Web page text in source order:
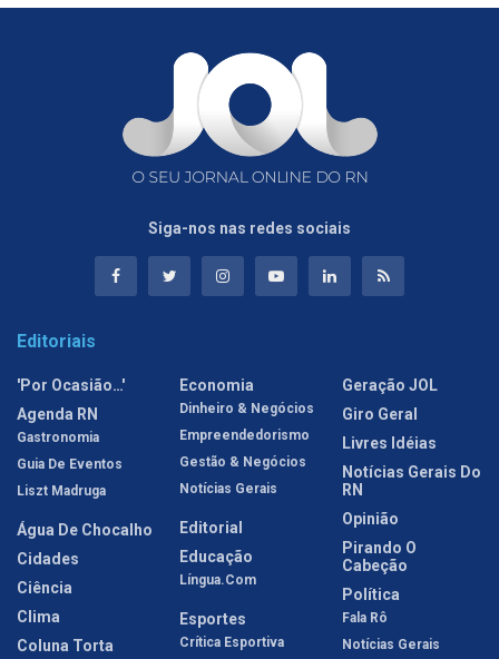
Siga-nos nas redes sociais
Editoriais
'Por Ocasião…'
Agenda RN
Gastronomia
Guia De Eventos
Liszt Madruga
Água De Chocalho
Cidades
Ciência
Clima
Coluna Torta
Economia
Dinheiro & Negócios
Empreendedorismo
Gestão & Negócios
Notícias Gerais
Editorial
Educação
Língua.com
Esportes
Crítica Esportiva
Geração JOL
Giro Geral
Livres Idéias
Notícias Gerais Do
RN
Opinião
Pirando O
Cabeção
Política
Fala Rô
Notícias Gerais